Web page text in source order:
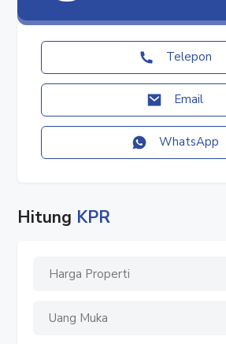
Kamar Mandi : 3
Lantai : 3
Harga : Rp. 3,056 M
Luas Tanah : 119 m2
Luas Bangunan : 289 m2
Kamar Mandi : 3
✓ TYPE 12,5
Luas Bangunan : 270 m2
Harga :
Telepon
Email
WhatsApp
Hitung KPR